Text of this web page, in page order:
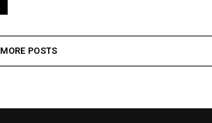
MORE POSTS